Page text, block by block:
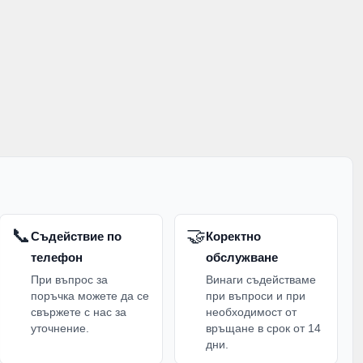
и искат да разполагат с удобни помощници за
прибори за хранене, елегантни лъжица и
домакинство, рожден ден, имен ден, празник
📞Съдействие по
телефон
При въпрос за
поръчка можете да се
свържете с нас за
уточнение.
🤝Коректно
обслужване
Винаги съдействаме
при въпроси и при
необходимост от
връщане в срок от 14
дни.